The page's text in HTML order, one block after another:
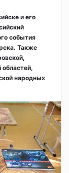
и его
события
Также
народных